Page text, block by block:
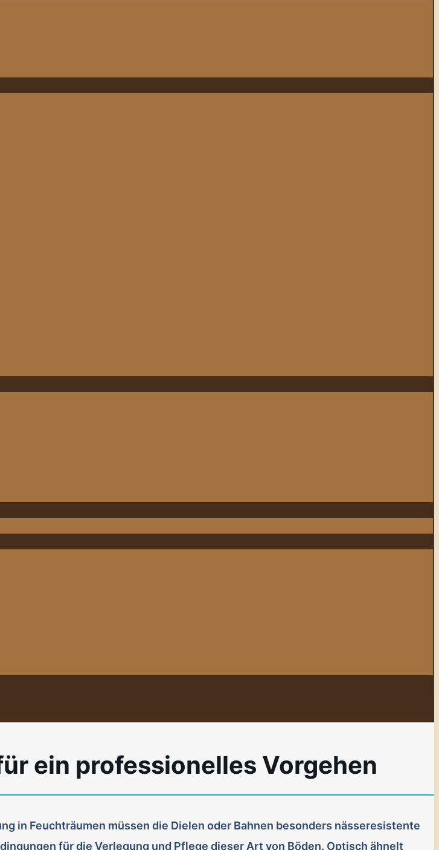
ein professionelles Vorgehen
in Feuchträumen müssen die Dielen oder Bahnen besonders nässeresistente
für die Verlegung und Pflege dieser Art von Böden. Optisch ähnelt